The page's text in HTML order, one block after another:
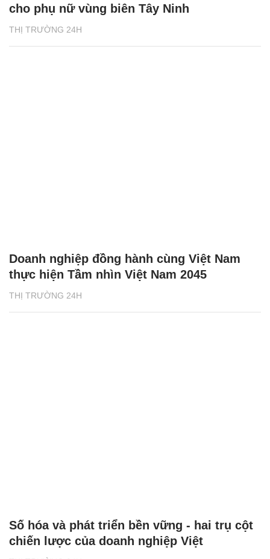
THỊ TRƯỜNG 24H
cho phụ nữ vùng biên Tây Ninh
THỊ TRƯỜNG 24H
Doanh nghiệp đồng hành cùng Việt Nam
thực hiện Tầm nhìn Việt Nam 2045
Số hóa và phát triển bền vững - hai trụ cột
chiến lược của doanh nghiệp Việt